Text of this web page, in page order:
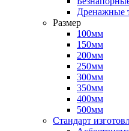
Дренажные
Размер
100мм
150мм
200мм
250мм
300мм
350мм
400мм
500мм
Стандарт